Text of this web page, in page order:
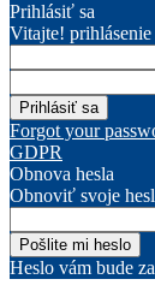
Prihlásiť sa
Vitajte!
Forgot your
GDPR
Obnova hesla
Obnoviť svoje
Heslo vám bude